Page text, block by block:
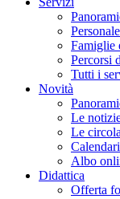
Famiglie
Percorsi
Tutti i
Novità
Le
Le
Albo
Didattica
Offerta